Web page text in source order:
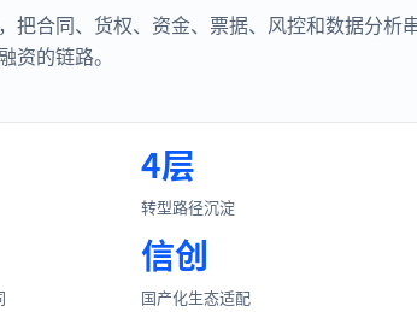
把合同、货权、资金、票据、风控和数据分析
资的链路。
4层
转型路径沉淀
信创
国产化生态适配